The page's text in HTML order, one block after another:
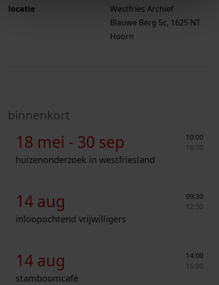
locatie
Westfries Archief
Blauwe Berg 5c, 1625 NT
Hoorn
binnenkort
18 mei - 30 sep
10:00
16:00
huizenonderzoek in westfriesland
14 aug
09:30
12:30
inloopochtend vrijwilligers
14 aug
14:00
16:00
stamboomcafé